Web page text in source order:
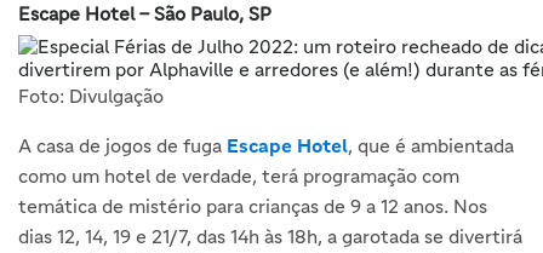
Escape Hotel – São Paulo, SP
Foto: Divulgação
A casa de jogos de fuga Escape Hotel, que é ambientada
como um hotel de verdade, terá programação com
temática de mistério para crianças de 9 a 12 anos. Nos
dias 12, 14, 19 e 21/7, das 14h às 18h, a garotada se divertirá